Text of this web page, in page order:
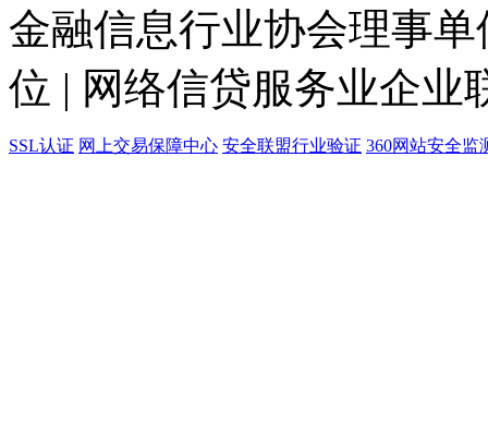
金融信息行业协会理事
位 | 网络信贷服务业企业
SSL认证 网上交易保障中心 安全联盟行业验证 360网站安全监